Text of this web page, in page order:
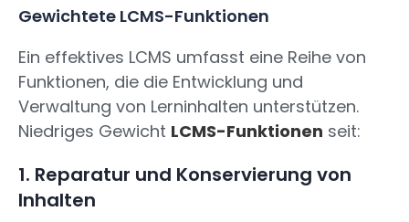
Gewichtete LCMS-Funktionen
Ein effektives LCMS umfasst eine Reihe von
Funktionen, die die Entwicklung und
Verwaltung von Lerninhalten unterstützen.
Niedriges Gewicht LCMS-Funktionen seit:
1. Reparatur und Konservierung von
Inhalten